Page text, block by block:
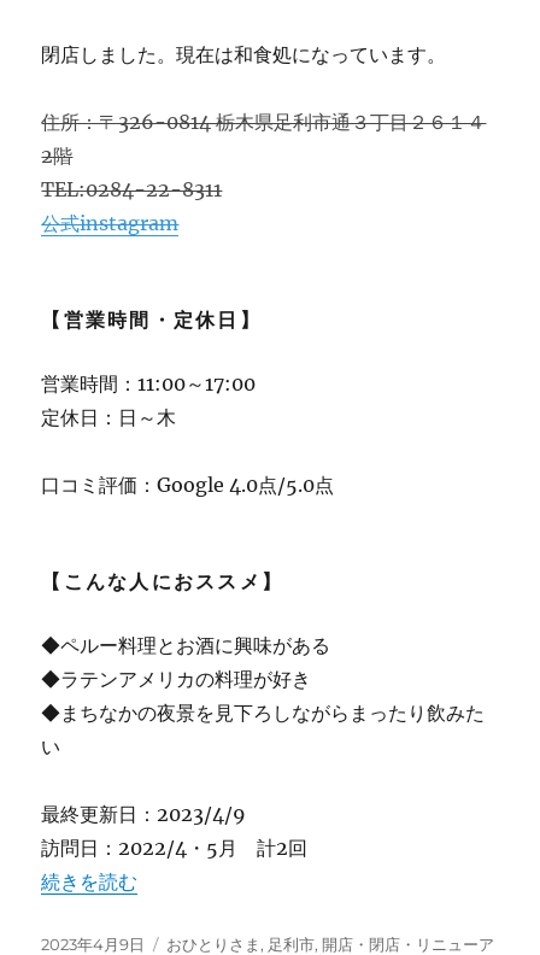
閉店しました。現在は和食処になっています。
住所：〒326-0814 栃木県足利市通３丁目２６１４
2階
TEL:0284-22-8311
公式instagram
【営業時間・定休日】
営業時間：11:00～17:00
定休日：日～木
口コミ評価：Google 4.0点/5.0点
【こんな人におススメ】
◆ペルー料理とお酒に興味がある
◆ラテンアメリカの料理が好き
◆まちなかの夜景を見下ろしながらまったり飲みた
い
最終更新日：2023/4/9
訪問日：2022/4・5月 計2回
“【足利】ペルー料理 CANTUTA カントゥータ [閉店]
続きを読む
投
2023年4月9日
カ
おひとりさま , 足利市, 開店・閉店・リニューア